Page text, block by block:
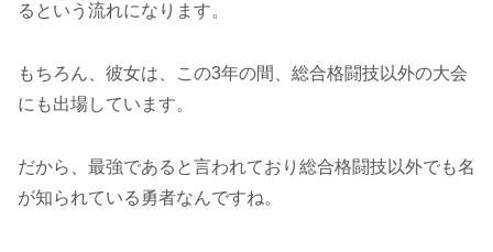
るという流れになります。
もちろん、彼女は、この3年の間、総合格闘技以外の大会
にも出場しています。
だから、最強であると言われており総合格闘技以外でも名
が知られている勇者なんですね。